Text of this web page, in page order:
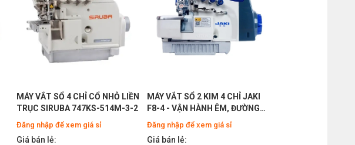
MÁY VẮT SỔ 4 CHỈ CỔ NHỎ LIỀN
TRỤC SIRUBA 747KS-514M-3-2
Đăng nhập để xem giá sỉ
Giá bán lẻ:
MÁY VẮT SỔ 2 KIM 4 CHỈ JAKI
F8-4 - VẬN HÀNH ÊM, ĐƯỜNG
MAY ĐẸP
Đăng nhập để xem giá sỉ
Giá bán lẻ: